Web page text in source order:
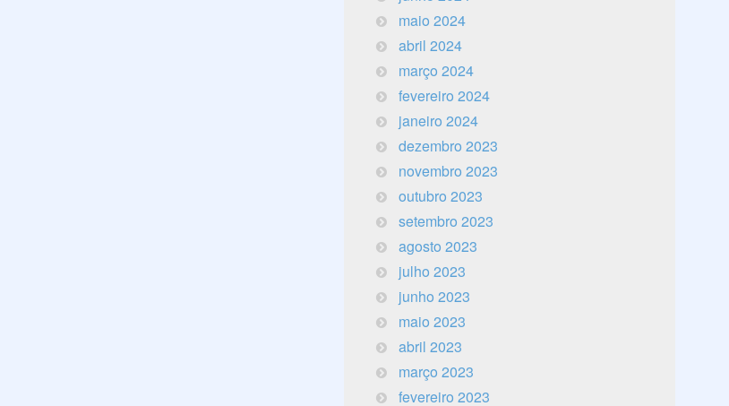
maio 2024
abril 2024
março 2024
fevereiro 2024
janeiro 2024
dezembro 2023
novembro 2023
outubro 2023
setembro 2023
agosto 2023
julho 2023
junho 2023
maio 2023
abril 2023
março 2023
fevereiro 2023